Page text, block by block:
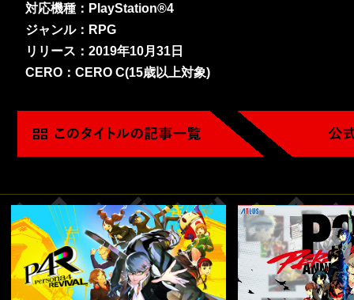
対応機種：PlayStation®4
ジャンル：RPG
リリース：2019年10月31日
CERO：CERO C(15歳以上対象)